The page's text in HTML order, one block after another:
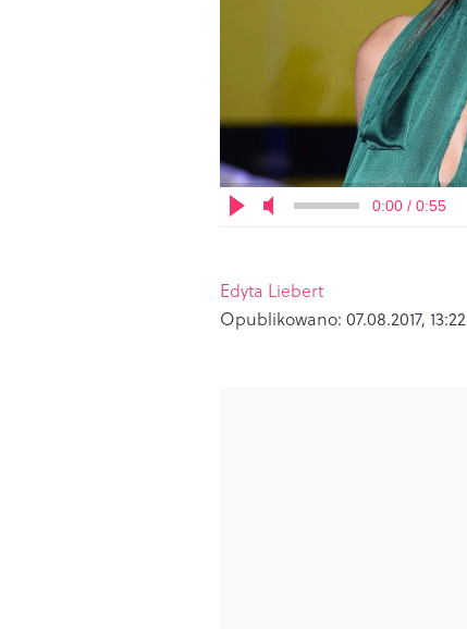
0:00 / 0:55
Edyta Liebert
Opublikowano: 07.08.2017, 13:22